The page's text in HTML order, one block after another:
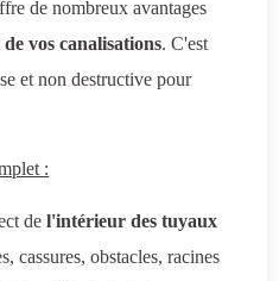
de nombreux avantages
vos canalisations. C'est
et non destructive pour
:
de l'intérieur des tuyaux
cassures, obstacles, racines